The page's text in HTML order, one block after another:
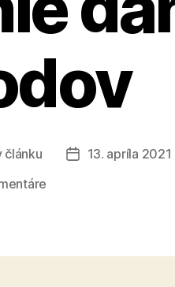
článku
Dátum
13. apríla 2021
znižovanie